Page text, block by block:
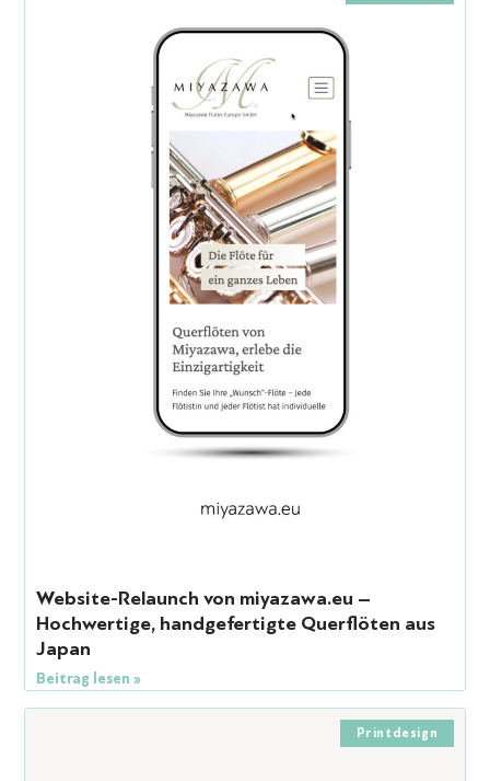
Website-Relaunch von miyazawa.eu –
Hochwertige, handgefertigte Querflöten aus
Japan
Beitrag lesen »
Printdesign